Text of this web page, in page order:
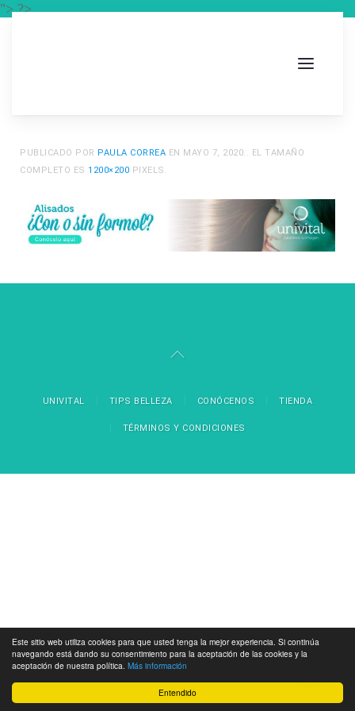
Entendido
Este sitio web utiliza cookies para que usted tenga la mejor experiencia. Si continúa
navegando está dando su consentimiento para la aceptación de las cookies y la
aceptación de nuestra política. Más información
"> ?>
PUBLICADO POR PAULA CORREA EN MAYO 7, 2020.. EL TAMAÑO
COMPLETO ES 1200×200 PIXELS.
UNIVITAL TIPS BELLEZA CONÓCENOS TIENDA
TÉRMINOS Y CONDICIONES